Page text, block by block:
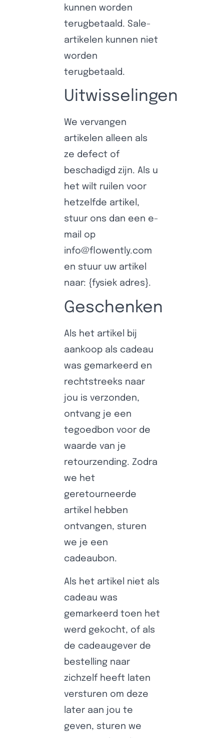
kunnen worden
terugbetaald. Sale-
artikelen kunnen niet
worden
terugbetaald.
Uitwisselingen
We vervangen
artikelen alleen als
ze defect of
beschadigd zijn. Als u
het wilt ruilen voor
hetzelfde artikel,
stuur ons dan een e-
mail op
info@flowently.com
en stuur uw artikel
naar: {fysiek adres}.
Geschenken
Als het artikel bij
aankoop als cadeau
was gemarkeerd en
rechtstreeks naar
jou is verzonden,
ontvang je een
tegoedbon voor de
waarde van je
retourzending. Zodra
we het
geretourneerde
artikel hebben
ontvangen, sturen
we je een
cadeaubon.
Als het artikel niet als
cadeau was
gemarkeerd toen het
werd gekocht, of als
de cadeaugever de
bestelling naar
zichzelf heeft laten
versturen om deze
later aan jou te
geven, sturen we